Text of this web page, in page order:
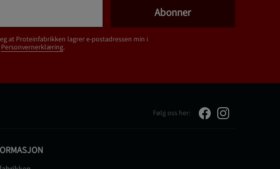
at Proteinfabrikken lagrer e-postadressen min i
Personvernerklæring.
Abonner
Følg oss her: